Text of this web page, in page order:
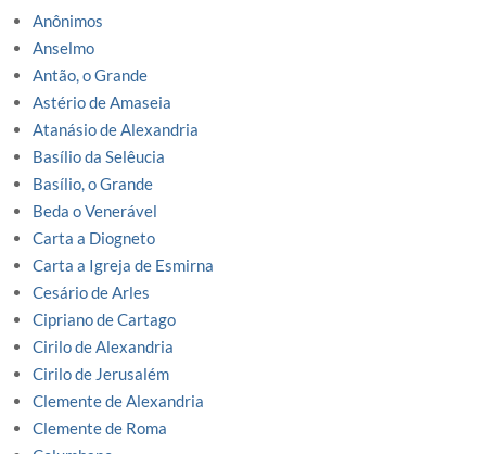
Anônimos
Anselmo
Antão, o Grande
Astério de Amaseia
Atanásio de Alexandria
Basílio da Selêucia
Basílio, o Grande
Beda o Venerável
Carta a Diogneto
Carta a Igreja de Esmirna
Cesário de Arles
Cipriano de Cartago
Cirilo de Alexandria
Cirilo de Jerusalém
Clemente de Alexandria
Clemente de Roma